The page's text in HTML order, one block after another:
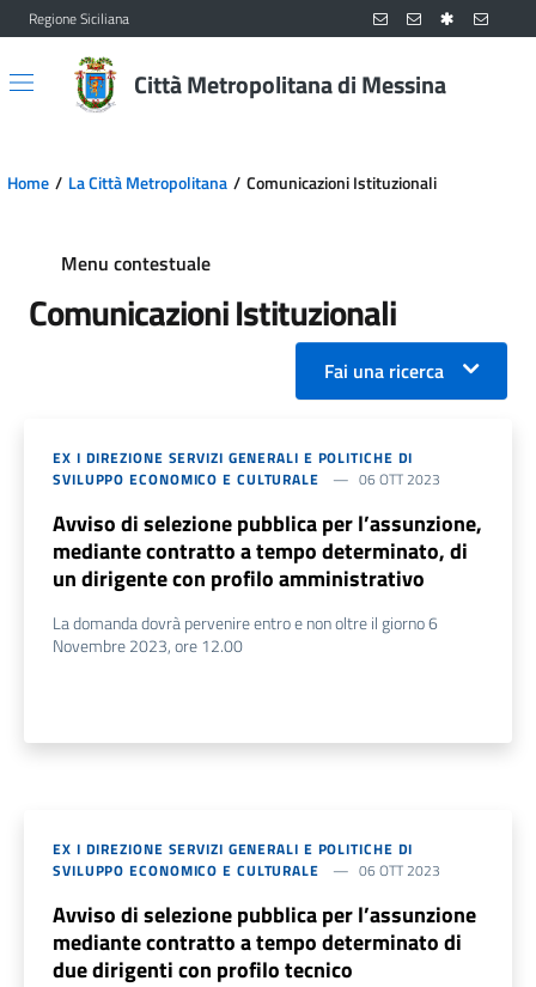
Vai al contenuto principale
Vai al menu principale
Regione Siciliana
Città Metropolitana di Messina
Home La Città Metropolitana Comunicazioni Istituzionali
Menu contestuale
Comunicazioni Istituzionali
Fai una ricerca
EX I DIREZIONE SERVIZI GENERALI E POLITICHE DI
SVILUPPO ECONOMICO E CULTURALE
06 OTT 2023
Avviso di selezione pubblica per l’assunzione,
mediante contratto a tempo determinato, di
un dirigente con profilo amministrativo
La domanda dovrà pervenire entro e non oltre il giorno 6
Novembre 2023, ore 12.00
EX I DIREZIONE SERVIZI GENERALI E POLITICHE DI
SVILUPPO ECONOMICO E CULTURALE
06 OTT 2023
Avviso di selezione pubblica per l’assunzione
mediante contratto a tempo determinato di
due dirigenti con profilo tecnico